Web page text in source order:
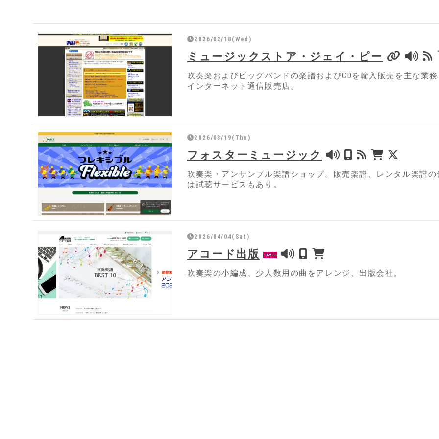
2026/02/18(Wed)
ミュージックストア・ジェイ・ピー
吹奏楽およびビッグバンドの楽譜およびCDを輸入販売を主な業
インターネット通信販売店。
2026/03/19(Thu)
フォスターミュージック
吹奏楽・アンサンブル楽譜ショップ。販売楽譜、レンタル楽譜
は試聴サービスもあり。
2026/04/04(Sat)
アコード出版
吹奏楽の小編成、少人数用の曲をアレンジ、出版会社。